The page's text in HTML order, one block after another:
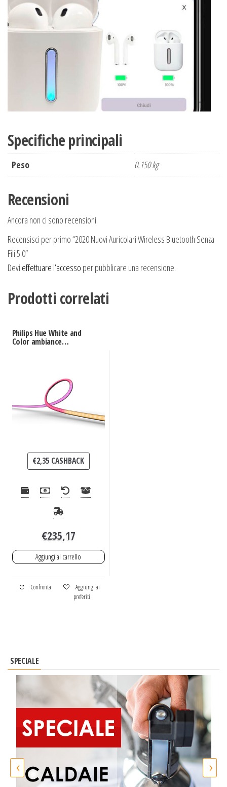
Specifiche principali
Peso 0.150 kg
Recensioni
Ancora non ci sono recensioni.
Recensisci per primo “2020 Nuovi Auricolari Wireless Bluetooth Senza
Fili 5.0”
Devi effettuare l’accesso per pubblicare una recensione.
Prodotti correlati
Philips Hue White and
Color ambiance
€2,35 CASHBACK
€235,17
Aggiungi al carrello
Confronta
Aggiungi ai
preferiti
SPECIALE
‹ ›